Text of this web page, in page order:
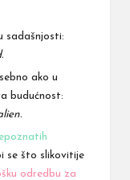
sadašnjosti:
ako u
budućnost:
se što slikovitije
odredbu za